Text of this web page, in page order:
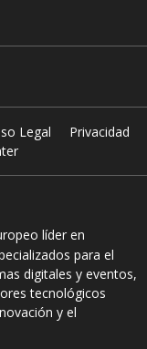
Legal
Privacidad
líder en
para el
digitales y eventos,
tecnológicos
y el